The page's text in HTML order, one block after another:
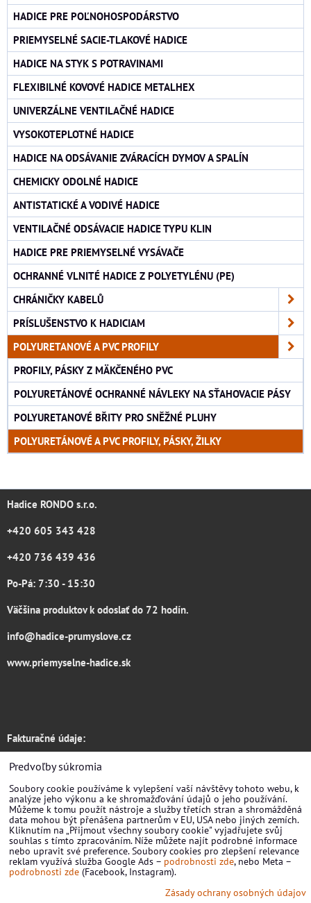
HADICE PRE POĽNOHOSPODÁRSTVO
PRIEMYSELNÉ SACIE-TLAKOVÉ HADICE
HADICE NA STYK S POTRAVINAMI
FLEXIBILNÉ KOVOVÉ HADICE METALHEX
UNIVERZÁLNE VENTILAČNÉ HADICE
VYSOKOTEPLOTNÉ HADICE
HADICE NA ODSÁVANIE ZVÁRACÍCH DYMOV A SPALÍN
CHEMICKY ODOLNÉ HADICE
ANTISTATICKÉ A VODIVÉ HADICE
VENTILAČNÉ ODSÁVACIE HADICE TYPU KLIN
HADICE PRE PRIEMYSELNÉ VYSÁVAČE
OCHRANNÉ VLNITÉ HADICE Z POLYETYLÉNU (PE)
CHRÁNIČKY KABELŮ
PRÍSLUŠENSTVO K HADICIAM
POLYURETANOVÉ A PVC PROFILY
PROFILY, PÁSKY Z MÄKČENÉHO PVC
POLYURETÁNOVÉ OCHRANNÉ NÁVLEKY NA SŤAHOVACIE PÁSY
POLYURETANOVÉ BŘITY PRO SNĚŽNÉ PLUHY
POLYURETÁNOVÉ A PVC PROFILY, PÁSKY, ŽILKY
Hadice RONDO s.r.o.
+420 605 343 428
+420 736 439 436
Po-Pá: 7:30 - 15:30
Väčšina produktov k odoslať do 72 hodín.
info@hadice-prumyslove.cz
www.priemyselne-hadice.sk
Fakturačné údaje:
Hadice RONDO s.r.o.
Žirovnická 3133/6
Praha 10
106 00, CZ
IČ: 09839933
Predvoľby súkromia
Soubory cookie používáme k vylepšení vaší návštěvy tohoto webu, k
analýze jeho výkonu a ke shromažďování údajů o jeho používání.
Můžeme k tomu použít nástroje a služby třetích stran a shromážděná
data mohou být přenášena partnerům v EU, USA nebo jiných zemích.
Kliknutím na „Přijmout všechny soubory cookie" vyjadřujete svůj
souhlas s tímto zpracováním. Níže můžete najít podrobné informace
nebo upravit své preference. Soubory cookies pro zlepšení relevance
reklam využívá služba Google Ads –podrobnosti zde, nebo Meta –
podrobnosti zde (Facebook, Instagram).
Zásady ochrany osobných údajov